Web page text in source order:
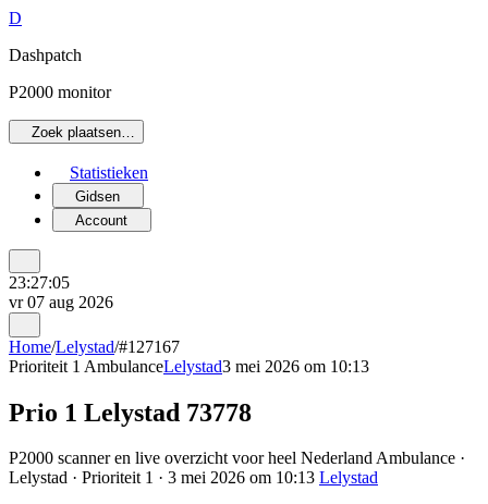
D
Dashpatch
P2000 monitor
Zoek plaatsen…
Statistieken
Gidsen
Account
23:27:05
vr 07 aug 2026
Home/Lelystad/#127167
Prioriteit 1 AmbulanceLelystad3 mei 2026 om 10:13
Prio 1 Lelystad 73778
P2000 scanner en live overzicht voor heel Nederland Ambulance ·
Lelystad · Prioriteit 1 · 3 mei 2026 om 10:13 Lelystad